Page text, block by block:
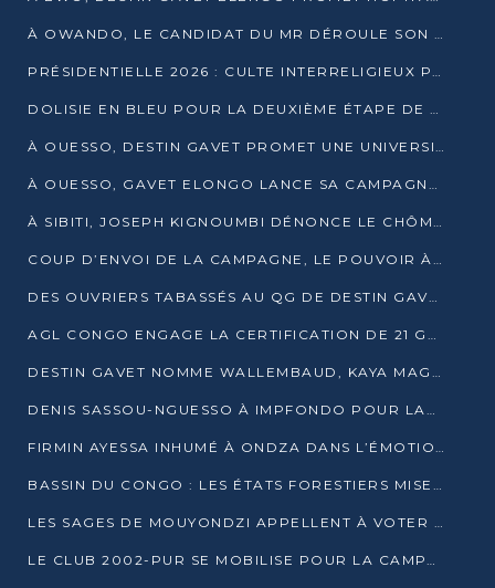
À OWANDO, LE CANDIDAT DU MR DÉROULE SON PROGRAMME DE “CHANGEMENT”
PRÉSIDENTIELLE 2026 : CULTE INTERRELIGIEUX POUR LA PAIX À OUENZÉ
DOLISIE EN BLEU POUR LA DEUXIÈME ÉTAPE DE CAMPAGNE DE DSN
À OUESSO, DESTIN GAVET PROMET UNE UNIVERSITÉ POUR LA SANGHA
À OUESSO, GAVET ELONGO LANCE SA CAMPAGNE SOUS LE SIGNE DU RENOUVEAU
À SIBITI, JOSEPH KIGNOUMBI DÉNONCE LE CHÔMAGE ET LES DÉFAILLANCES DE L’ÉTAT
COUP D’ENVOI DE LA CAMPAGNE, LE POUVOIR À POINTE-NOIRE, L’OPPOSITION À OUESSO ET SIBITI
DES OUVRIERS TABASSÉS AU QG DE DESTIN GAVET À 24 HEURES DE L’OUVERTURE DE LA CAMPAGNE
AGL CONGO ENGAGE LA CERTIFICATION DE 21 GRUTIERS AUX NORMES INTERNATIONALES
DESTIN GAVET NOMME WALLEMBAUD, KAYA MAGANE, BOUDZIKA ET MBOUSSA-ELLAH AUX COMMANDES DE SA CAMPAGNE
DENIS SASSOU-NGUESSO À IMPFONDO POUR LANCER LE CORRIDOR 13
FIRMIN AYESSA INHUMÉ À ONDZA DANS L’ÉMOTION ET LE RECUEILLEMENT
BASSIN DU CONGO : LES ÉTATS FORESTIERS MISENT SUR LES MARCHÉS CARBONE
LES SAGES DE MOUYONDZI APPELLENT À VOTER DENIS SASSOU-NGUESSO
LE CLUB 2002-PUR SE MOBILISE POUR LA CAMPAGNE